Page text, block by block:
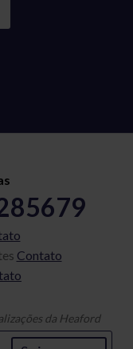
Contato
da Heaford